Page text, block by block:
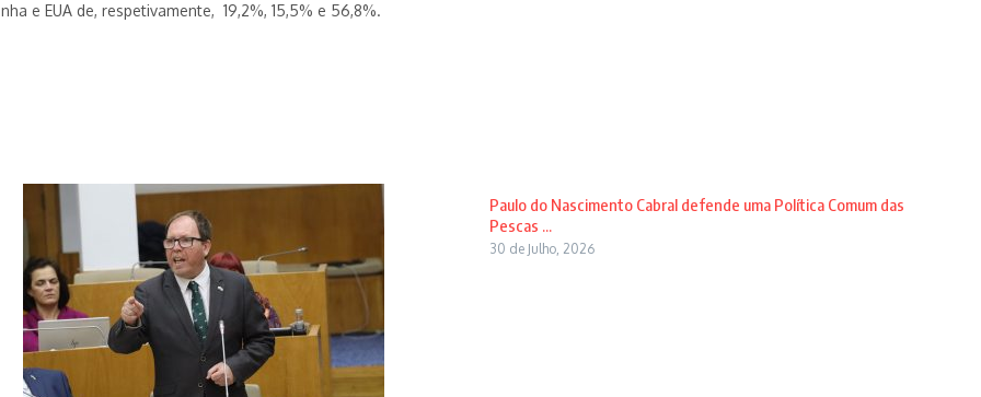
e EUA de, respetivamente, 19,2%, 15,5% e 56,8%.
Paulo do Nascimento Cabral defende uma Política Comum das
Pescas ...
30 de Julho, 2026